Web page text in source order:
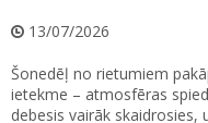
13/07/2026
Šonedēļ no rietumiem
ietekme – atmosfēras
debesis vairāk skaidrosies,